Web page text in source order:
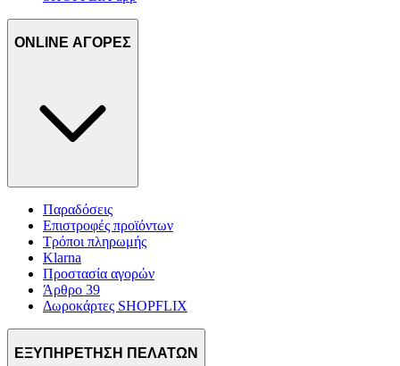
ONLINE ΑΓΟΡΕΣ
Παραδόσεις
Επιστροφές προϊόντων
Τρόποι πληρωμής
Klarna
Προστασία αγορών
Άρθρο 39
Δωροκάρτες SHOPFLIX
ΕΞΥΠΗΡΕΤΗΣΗ ΠΕΛΑΤΩΝ